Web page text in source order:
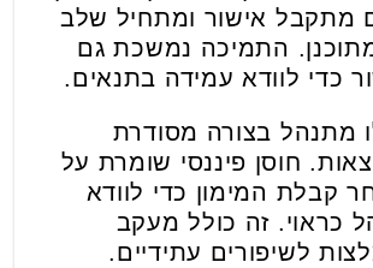
מתקבל אישור ומתחיל שלב
התמיכה נמשכת גם
כדי לוודא עמידה בתנאים.
מתנהל בצורה מסודרת
חוסן פיננסי שומרת על
קבלת המימון כדי לוודא
כראוי. זה כולל מעקב
לשיפורים עתידיים.